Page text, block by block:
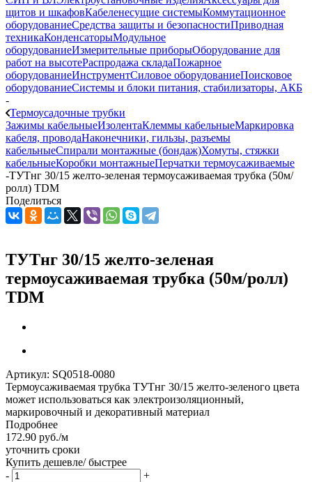
щитов и шкафовКабеленесущие системыКоммутационное
оборудованиеСредства защиты и безопасностиПриводная
техникаКонденсаторыМодульное
оборудованиеИзмерительные приборыОборудование для
работ на высотеРаспродажа складаПожарное
оборудованиеИнструментСиловое оборудованиеПоисковое
оборудованиеСистемы и блоки питания, стабилизаторы, АКБ
-
Термоусадочные трубки
Зажимы кабельныеИзолентаКлеммы кабельныеМаркировка
кабеля, проводаНаконечники, гильзы, разъемы
кабельныеСпирали монтажные (бондаж)Хомуты, стяжки
кабельныеКоробки монтажныеПерчатки термоусаживаемые
-ТУТнг 30/15 желто-зеленая термоусаживаемая трубка (50м/
ролл) TDM
Поделиться
ТУТнг 30/15 желто-зеленая
термоусаживаемая трубка (50м/ролл)
TDM
Артикул: SQ0518-0080
Термоусаживаемая трубка ТУТнг 30/15 желто-зеленого цвета
может использоваться как электроизоляционный,
маркировочный и декоративный материал
Подробнее
172.90 руб./м
уточнить сроки
Купить дешевле/ быстрее
-
+